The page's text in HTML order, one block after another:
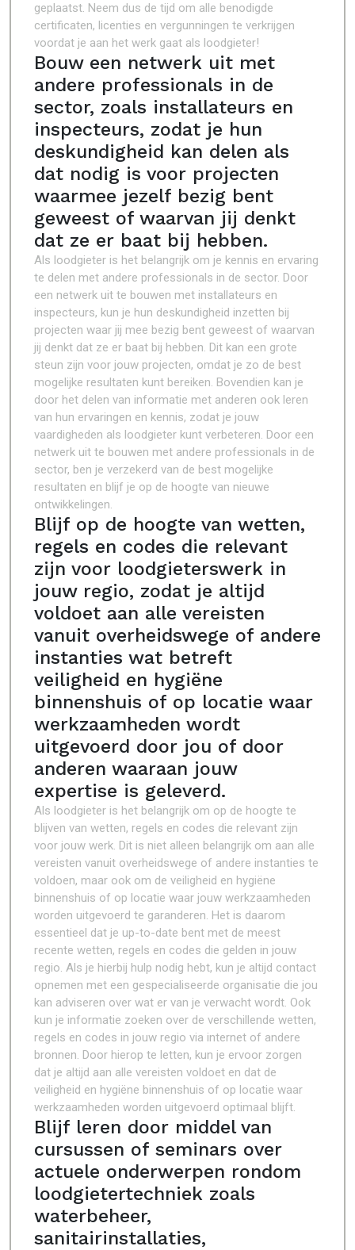
geplaatst. Neem dus de tijd om alle benodigde
certificaten, licenties en vergunningen te verkrijgen
voordat je aan het werk gaat als loodgieter!
Bouw een netwerk uit met
andere professionals in de
sector, zoals installateurs en
inspecteurs, zodat je hun
deskundigheid kan delen als
dat nodig is voor projecten
waarmee jezelf bezig bent
geweest of waarvan jij denkt
dat ze er baat bij hebben.
Als loodgieter is het belangrijk om je kennis en ervaring
te delen met andere professionals in de sector. Door
een netwerk uit te bouwen met installateurs en
inspecteurs, kun je hun deskundigheid inzetten bij
projecten waar jij mee bezig bent geweest of waarvan
jij denkt dat ze er baat bij hebben. Dit kan een grote
steun zijn voor jouw projecten, omdat je zo de best
mogelijke resultaten kunt bereiken. Bovendien kan je
door het delen van informatie met anderen ook leren
van hun ervaringen en kennis, zodat je jouw
vaardigheden als loodgieter kunt verbeteren. Door een
netwerk uit te bouwen met andere professionals in de
sector, ben je verzekerd van de best mogelijke
resultaten en blijf je op de hoogte van nieuwe
ontwikkelingen.
Blijf op de hoogte van wetten,
regels en codes die relevant
zijn voor loodgieterswerk in
jouw regio, zodat je altijd
voldoet aan alle vereisten
vanuit overheidswege of andere
instanties wat betreft
veiligheid en hygiëne
binnenshuis of op locatie waar
werkzaamheden wordt
uitgevoerd door jou of door
anderen waaraan jouw
expertise is geleverd.
Als loodgieter is het belangrijk om op de hoogte te
blijven van wetten, regels en codes die relevant zijn
voor jouw werk. Dit is niet alleen belangrijk om aan alle
vereisten vanuit overheidswege of andere instanties te
voldoen, maar ook om de veiligheid en hygiëne
binnenshuis of op locatie waar jouw werkzaamheden
worden uitgevoerd te garanderen. Het is daarom
essentieel dat je up-to-date bent met de meest
recente wetten, regels en codes die gelden in jouw
regio. Als je hierbij hulp nodig hebt, kun je altijd contact
opnemen met een gespecialiseerde organisatie die jou
kan adviseren over wat er van je verwacht wordt. Ook
kun je informatie zoeken over de verschillende wetten,
regels en codes in jouw regio via internet of andere
bronnen. Door hierop te letten, kun je ervoor zorgen
dat je altijd aan alle vereisten voldoet en dat de
veiligheid en hygiëne binnenshuis of op locatie waar
werkzaamheden worden uitgevoerd optimaal blijft.
Blijf leren door middel van
cursussen of seminars over
actuele onderwerpen rondom
loodgietertechniek zoals
waterbeheer,
sanitairinstallaties,